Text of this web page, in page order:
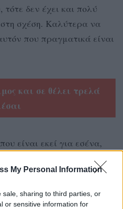
My Personal Information
sale, sharing to third parties, or
or sensitive information for
τότε δεν έχει και πολύ
σχέση. Καλύτερα να
που πραγματικά είναι
και σε θέλει τρελά
είναι εκεί για εσένα,
χρόνο μέσα από
Αν δεν μπορείς